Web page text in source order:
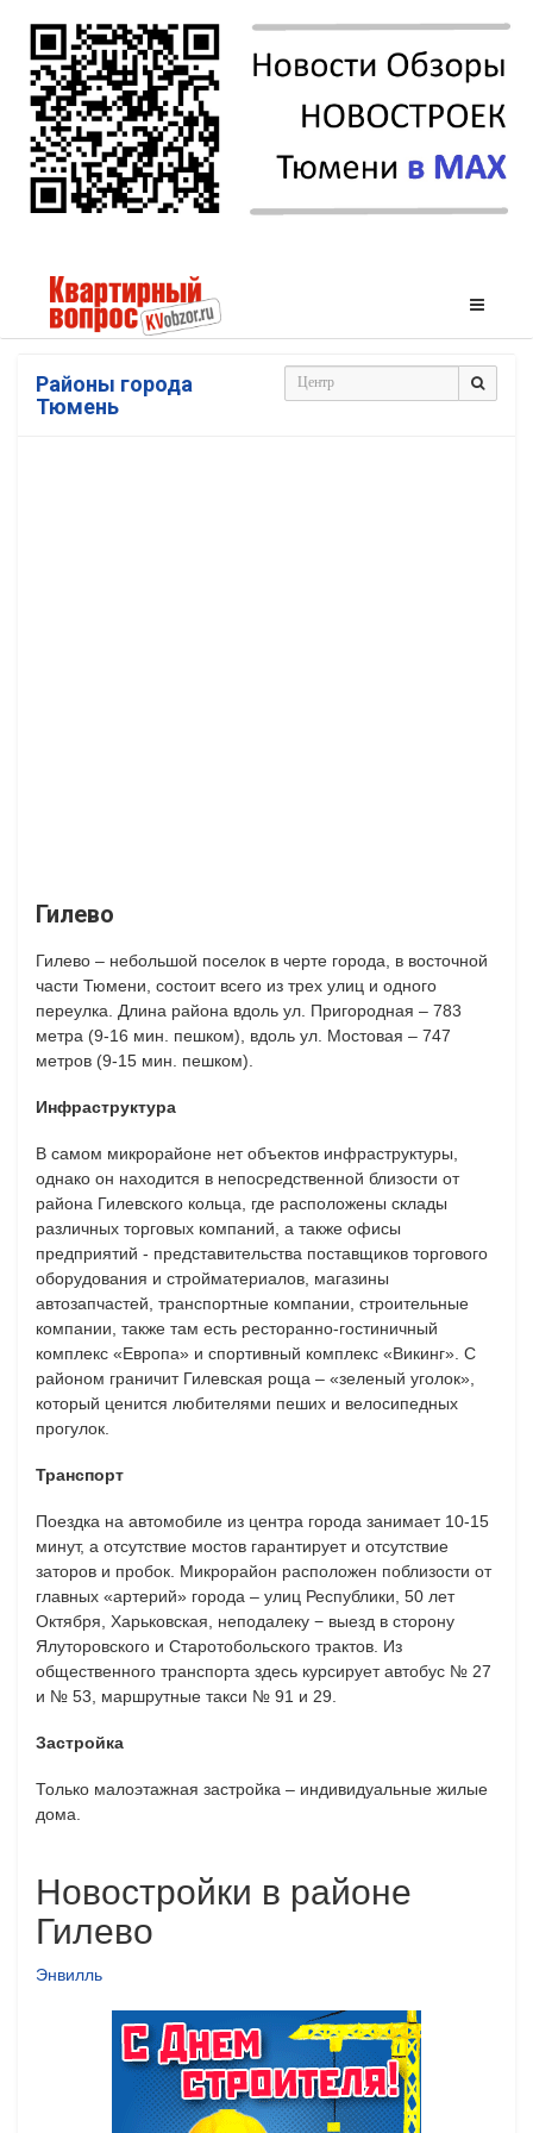
Районы города
Тюмень
Гилево
Гилево – небольшой поселок в черте города, в восточной
части Тюмени, состоит всего из трех улиц и одного
переулка. Длина района вдоль ул. Пригородная – 783
метра (9-16 мин. пешком), вдоль ул. Мостовая – 747
метров (9-15 мин. пешком).
Инфраструктура
В самом микрорайоне нет объектов инфраструктуры,
однако он находится в непосредственной близости от
района Гилевского кольца, где расположены склады
различных торговых компаний, а также офисы
предприятий - представительства поставщиков торгового
оборудования и стройматериалов, магазины
автозапчастей, транспортные компании, строительные
компании, также там есть ресторанно-гостиничный
комплекс «Европа» и спортивный комплекс «Викинг». С
районом граничит Гилевская роща – «зеленый уголок»,
который ценится любителями пеших и велосипедных
прогулок.
Транспорт
Поездка на автомобиле из центра города занимает 10-15
минут, а отсутствие мостов гарантирует и отсутствие
заторов и пробок. Микрорайон расположен поблизости от
главных «артерий» города – улиц Республики, 50 лет
Октября, Харьковская, неподалеку − выезд в сторону
Ялуторовского и Старотобольского трактов. Из
общественного транспорта здесь курсирует автобус № 27
и № 53, маршрутные такси № 91 и 29.
Застройка
Только малоэтажная застройка – индивидуальные жилые
дома.
Новостройки в районе
Гилево
Энвилль